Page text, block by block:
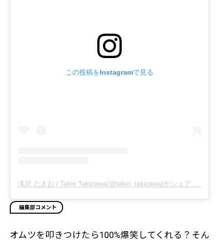
この投稿をInstagramで見る
編集部コメント
オムツを叩きつけたら100%爆笑してくれる？そん